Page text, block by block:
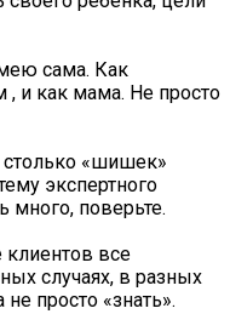
сама. Как
и как мама. Не просто
«шишек»
экспертного
много, поверьте.
все
случаях, в разных
просто «знать».